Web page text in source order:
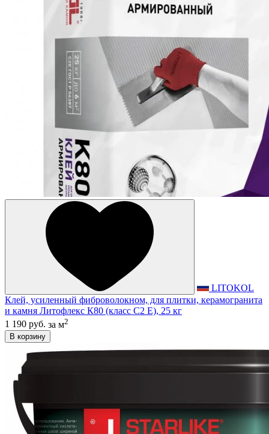
LITOKOL
Клей, усиленный фиброволокном, для плитки, керамогранита
и камня Литофлекс К80 (класс С2 E), 25 кг
1 190 руб. за м2
В корзину